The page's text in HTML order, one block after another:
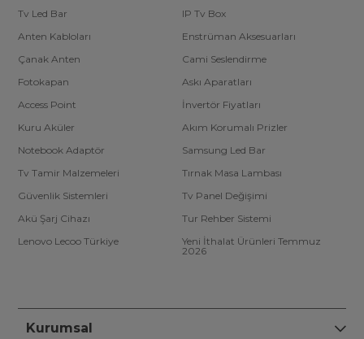
Tv Led Bar
IP Tv Box
Anten Kabloları
Enstrüman Aksesuarları
Çanak Anten
Cami Seslendirme
Fotokapan
Askı Aparatları
Access Point
İnvertör Fiyatları
Kuru Aküler
Akım Korumalı Prizler
Notebook Adaptör
Samsung Led Bar
Tv Tamir Malzemeleri
Tırnak Masa Lambası
Güvenlik Sistemleri
Tv Panel Değişimi
Akü Şarj Cihazı
Tur Rehber Sistemi
Lenovo Lecoo Türkiye
Yeni İthalat Ürünleri Temmuz
2026
Kurumsal